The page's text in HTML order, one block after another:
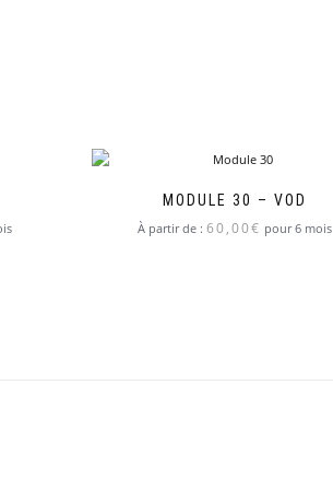
MODULE 30 – VOD
À partir de : 60,00€ pour 6 mois